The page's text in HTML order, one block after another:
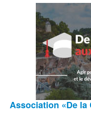
Association «De la